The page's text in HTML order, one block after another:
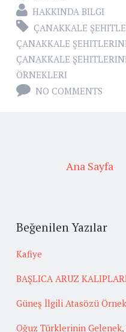
HAKKINDA BILGI
ÇANAKKALE
ÇANAKKALE
ÇANAKKALE
ÖRNEKLERI
NO COMMENTS
Ana Sayfa
Beğenilen Yazılar
Kafiye
BAŞLICA ARUZ
Güneş İlgili Atasözü
Oğuz Türklerinin Gelenek,